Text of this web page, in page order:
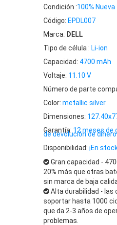
Condición :100% Nueva
Código: EPDL007
Marca: DELL
Tipo de célula : Li-ion
Capacidad: 4700 mAh
Voltaje: 11.10 V
Número de parte
Color: metallic silver
Dimensiones:
Garantía: 12 meses de
de devolución de dinero
Disponibilidad: ¡En
Gran capacidad -
20% más que otras
sin marca de baja
Alta durabilidad - las
soportar hasta 1000
que da 2-3 años de
problemas.